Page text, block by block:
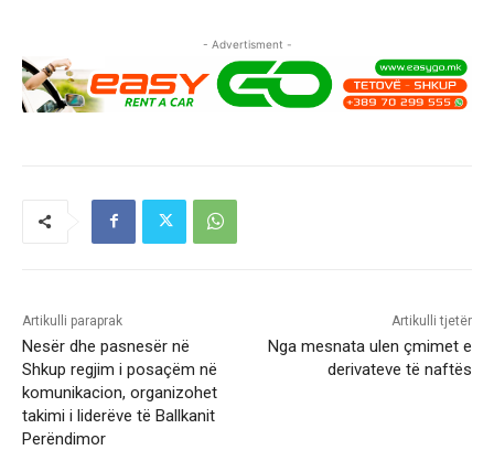
- Advertisment -
Artikulli paraprak
Nesër dhe pasnesër në
Shkup regjim i posaçëm në
komunikacion, organizohet
takimi i liderëve të Ballkanit
Perëndimor
Artikulli tjetër
Nga mesnata ulen çmimet e
derivateve të naftës